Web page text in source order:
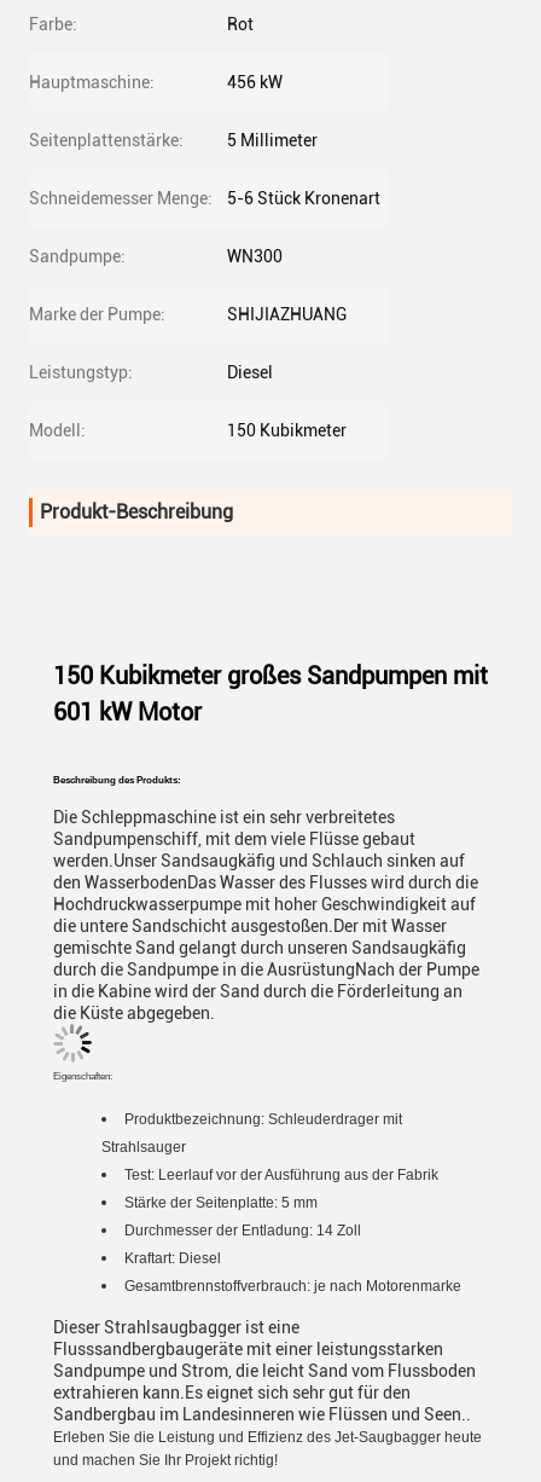
Farbe: Rot
Hauptmaschine: 456 kW
Seitenplattenstärke: 5 Millimeter
Schneidemesser Menge: 5-6 Stück Kronenart
Sandpumpe: WN300
Marke der Pumpe: SHIJIAZHUANG
Leistungstyp: Diesel
Modell: 150 Kubikmeter
Produkt-Beschreibung
150 Kubikmeter großes Sandpumpen mit
601 kW Motor
Beschreibung des Produkts:
Die Schleppmaschine ist ein sehr verbreitetes
Sandpumpenschiff, mit dem viele Flüsse gebaut
werden.Unser Sandsaugkäfig und Schlauch sinken auf
den WasserbodenDas Wasser des Flusses wird durch die
Hochdruckwasserpumpe mit hoher Geschwindigkeit auf
die untere Sandschicht ausgestoßen.Der mit Wasser
gemischte Sand gelangt durch unseren Sandsaugkäfig
durch die Sandpumpe in die AusrüstungNach der Pumpe
in die Kabine wird der Sand durch die Förderleitung an
die Küste abgegeben.
Eigenschaften:
Produktbezeichnung: Schleuderdrager mit
Strahlsauger
Test: Leerlauf vor der Ausführung aus der Fabrik
Stärke der Seitenplatte: 5 mm
Durchmesser der Entladung: 14 Zoll
Kraftart: Diesel
Gesamtbrennstoffverbrauch: je nach Motorenmarke
Dieser Strahlsaugbagger ist eine
Flusssandbergbaugeräte mit einer leistungsstarken
Sandpumpe und Strom, die leicht Sand vom Flussboden
extrahieren kann.Es eignet sich sehr gut für den
Sandbergbau im Landesinneren wie Flüssen und Seen..
Erleben Sie die Leistung und Effizienz des Jet-Saugbagger heute
und machen Sie Ihr Projekt richtig!